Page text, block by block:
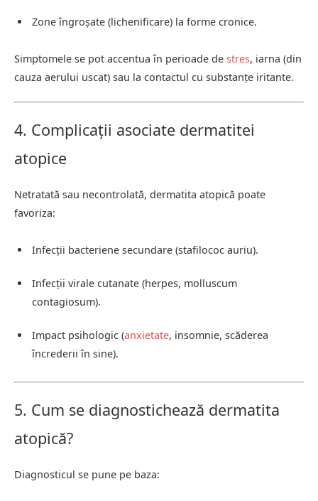
Zone îngroșate (lichenificare) la forme cronice.
Simptomele se pot accentua în perioade de stres, iarna (din
cauza aerului uscat) sau la contactul cu substanțe iritante.
4. Complicații asociate dermatitei
atopice
Netratată sau necontrolată, dermatita atopică poate
favoriza:
Infecții bacteriene secundare (stafilococ auriu).
Infecții virale cutanate (herpes, molluscum
contagiosum).
Impact psihologic (anxietate, insomnie, scăderea
încrederii în sine).
5. Cum se diagnostichează dermatita
atopică?
Diagnosticul se pune pe baza: